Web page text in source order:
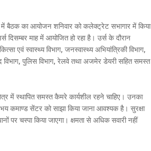
बैठक का आयोजन शनिवार को कलेक्ट्रेट सभागार में किया
दिसम्बर माह में आयोजित हो रहा है। उर्स के दौरान
एवं स्वास्थ्य विभाग, जनस्वास्थ्य अभियांत्रिकी विभाग,
विभाग, पुलिस विभाग, रेलवे तथा अजमेर डेयरी सहित समस्त
में स्थापित समस्त कैमरे कार्यशील रहने चाहिए। उनका
कमाण्ड सेंटर को साझा किया जाना आवश्यक है। सुरक्षा
पर चस्पा किया जाएगा। क्षमता से अधिक सवारी नहीं